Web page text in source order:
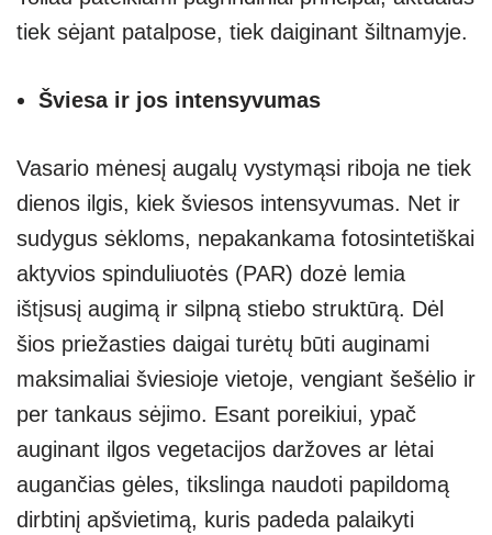
tiek sėjant patalpose, tiek daiginant šiltnamyje.
Šviesa ir jos intensyvumas
Vasario mėnesį augalų vystymąsi riboja ne tiek
dienos ilgis, kiek šviesos intensyvumas. Net ir
sudygus sėkloms, nepakankama fotosintetiškai
aktyvios spinduliuotės (PAR) dozė lemia
ištįsusį augimą ir silpną stiebo struktūrą. Dėl
šios priežasties daigai turėtų būti auginami
maksimaliai šviesioje vietoje, vengiant šešėlio ir
per tankaus sėjimo. Esant poreikiui, ypač
auginant ilgos vegetacijos daržoves ar lėtai
augančias gėles, tikslinga naudoti papildomą
dirbtinį apšvietimą, kuris padeda palaikyti